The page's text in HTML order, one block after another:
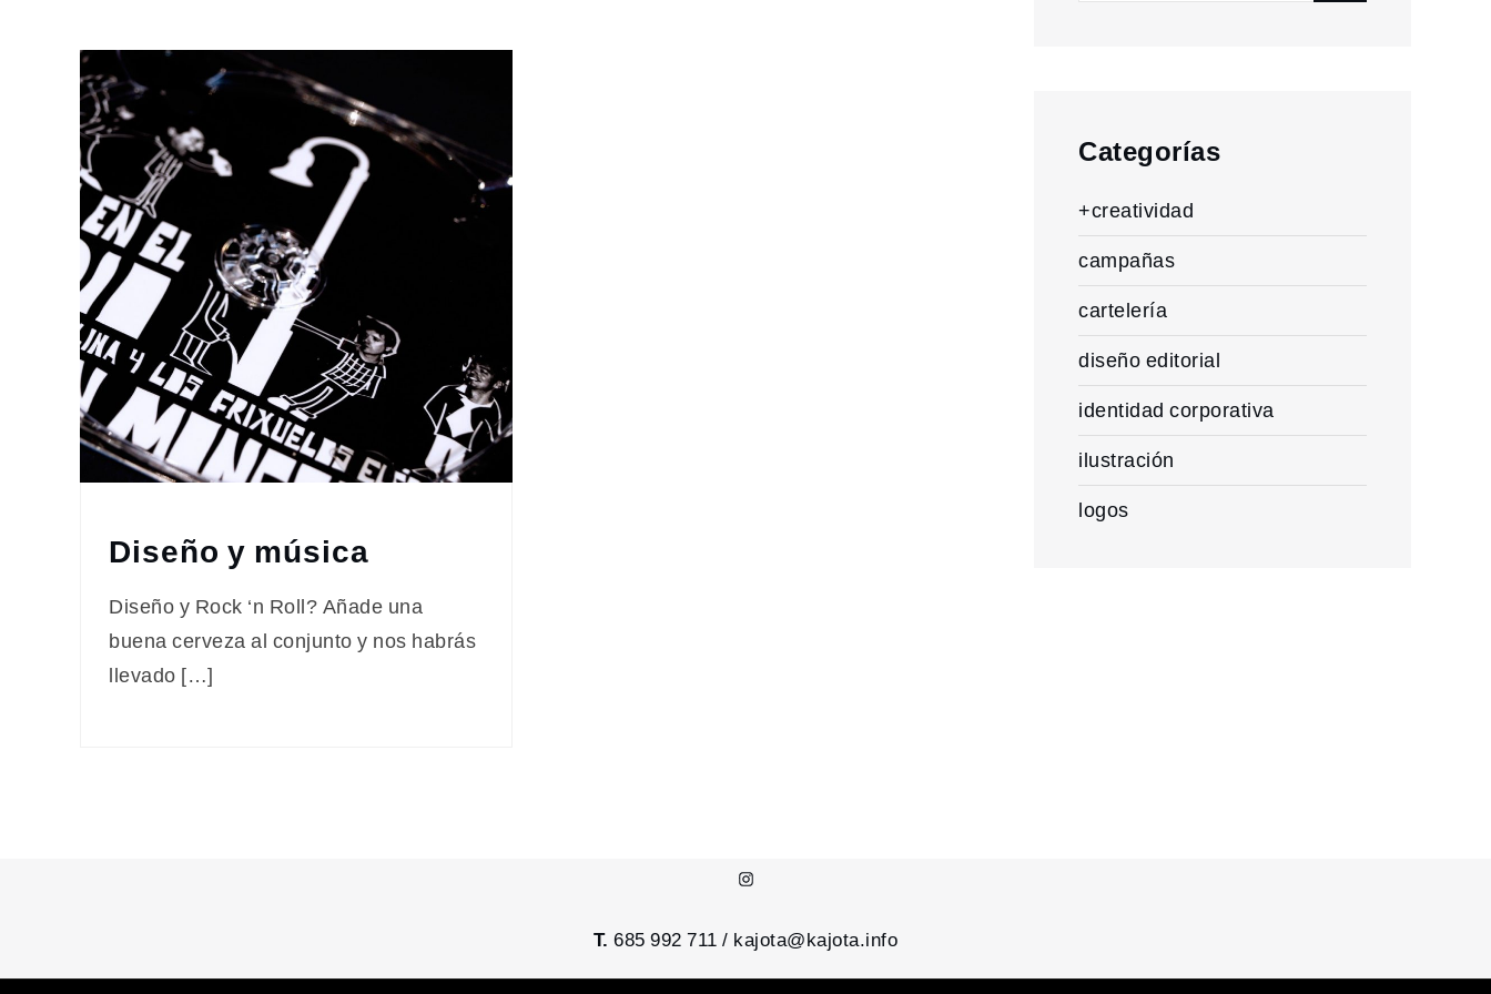
Diseño y música
Diseño y Rock ‘n Roll? Añade una
buena cerveza al conjunto y nos habrás
llevado […]
Categorías
+creatividad
campañas
cartelería
diseño editorial
identidad corporativa
ilustración
logos
Instagram
T. 685 992 711 / kajota@kajota.info